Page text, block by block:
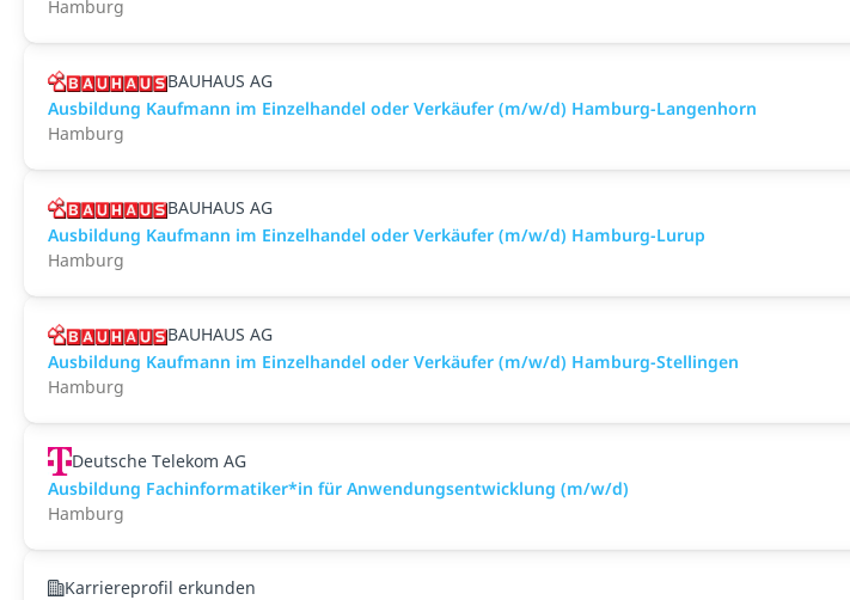
Hamburg
BAUHAUS AG
Ausbildung Kaufmann im Einzelhandel oder Verkäufer (m/w/d) Hamburg-Langenhorn
Hamburg
BAUHAUS AG
Ausbildung Kaufmann im Einzelhandel oder Verkäufer (m/w/d) Hamburg-Lurup
Hamburg
BAUHAUS AG
Ausbildung Kaufmann im Einzelhandel oder Verkäufer (m/w/d) Hamburg-Stellingen
Hamburg
Deutsche Telekom AG
Ausbildung Fachinformatiker*in für Anwendungsentwicklung (m/w/d)
Hamburg
Karriereprofil erkunden